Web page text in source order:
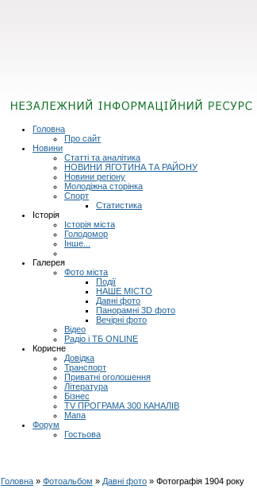
Головна
Про сайт
Новини
Статті та аналітика
НОВИНИ ЯГОТИНА ТА РАЙОНУ
Новини регіону
Молодіжна сторінка
Спорт
Статистика
Історія
Історія міста
Голодомор
Інше...
Галерея
Фото міста
Події
НАШЕ МІСТО
Давні фото
Панорамні 3D фото
Вечірні фото
Відео
Радіо і ТБ ONLINE
Корисне
Довідка
Транспорт
Приватні оголошення
Література
Бізнес
TV ПРОГРАМА 300 КАНАЛІВ
Мапа
Форум
Гостьова
Головна » Фотоальбом » Давні фото » Фотографія 1904 року